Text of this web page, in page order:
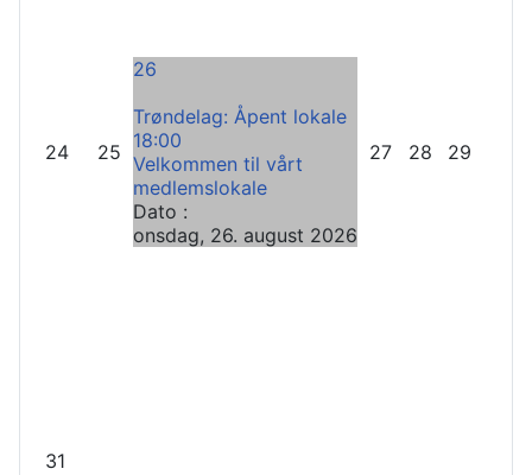
24 25
26
Trøndelag: Åpent lokale
18:00
Velkommen til vårt
medlemslokale
Dato :
onsdag, 26. august 2026
27 28 29
31